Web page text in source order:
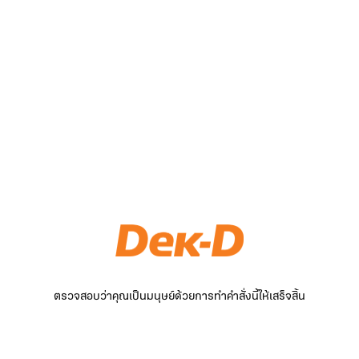
ตรวจสอบว่าคุณเป็นมนุษย์ด้วยการทำคำสั่งนี้ให้เสร็จสิ้น